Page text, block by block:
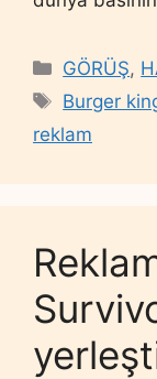
Categories
GÖRÜŞ,
Tags
Burger
reklam